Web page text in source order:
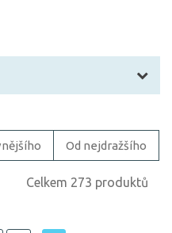
Od nejdražšího
Celkem 273 produktů